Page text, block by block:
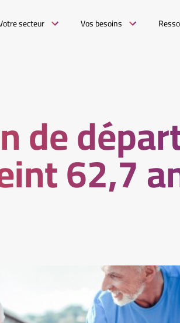
secteur Vos besoins
de
62,7